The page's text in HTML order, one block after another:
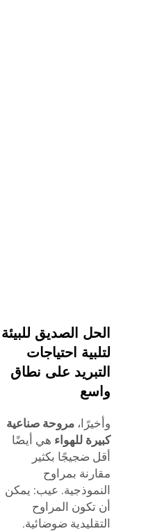
الحل الصديق للبيئة
لتلبية احتياجات
التبريد على نطاق
واسع
وأخيرًا، مروحة صناعية
كبيرة للهواء هي أيضًا
أقل ضجيجًا بكثير
مقارنة بمراوح
النموذجية. عيب: يمكن
أن تكون المراوح
التقليدية ضوضائية.